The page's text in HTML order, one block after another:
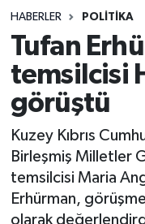
HABERLER POLITIKA
Tufan
temsilcisi
görüştü
Kuzey Kıbrıs
Birleşmiş Milletler
temsilcisi Maria
Erhürman,
olarak
Spor
Teknoloji
Yaşam